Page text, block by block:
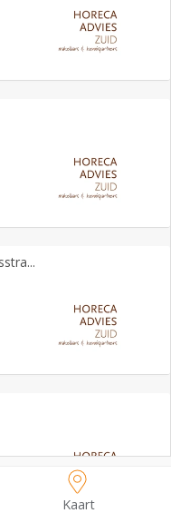
Baron de Selysstraat 4
Kaart